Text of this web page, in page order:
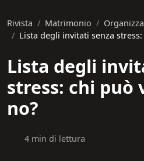
Rivista Matrimonio
Lista degli invitati senza
Lista degli
stress: chi può
no?
4 min di lettura